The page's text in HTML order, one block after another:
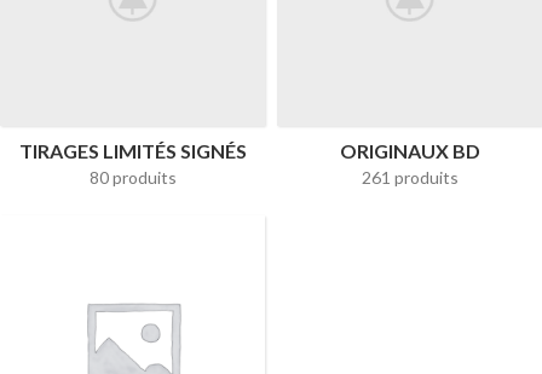
TIRAGES LIMITÉS SIGNÉS
80 produits
ORIGINAUX BD
261 produits